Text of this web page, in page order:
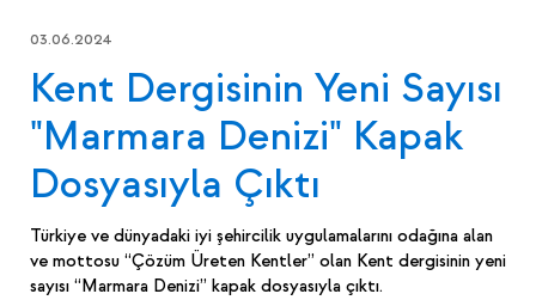
03.06.2024
Kent Dergisinin Yeni Sayısı
"Marmara Denizi" Kapak
Dosyasıyla Çıktı
Türkiye ve dünyadaki iyi şehircilik uygulamalarını odağına alan
ve mottosu “Çözüm Üreten Kentler” olan Kent dergisinin yeni
sayısı “Marmara Denizi” kapak dosyasıyla çıktı.